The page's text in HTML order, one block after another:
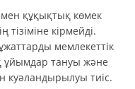
құқықтық көмек
кірмейді.
мемлекеттік
ұйымдар тануы және
куәландырылуы тиіс.